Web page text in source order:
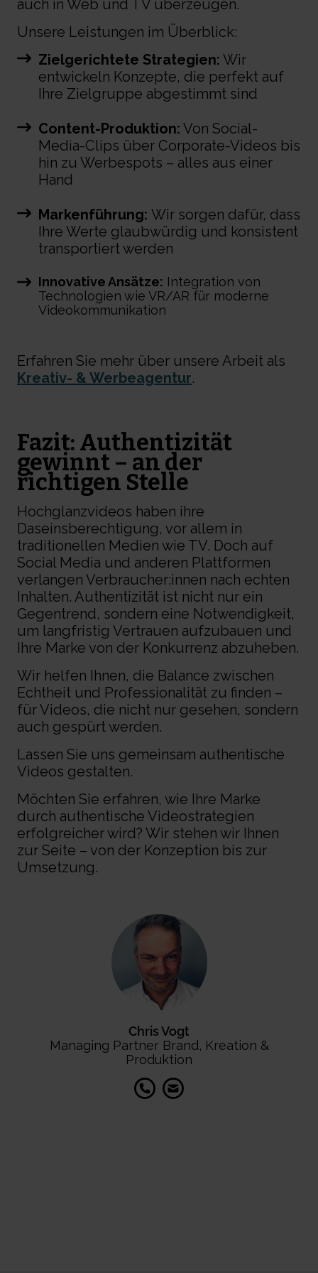
auch in Web und TV überzeugen.
Unsere Leistungen im Überblick:
Zielgerichtete Strategien: Wir
entwickeln Konzepte, die perfekt auf
Ihre Zielgruppe abgestimmt sind
Content-Produktion: Von Social-
Media-Clips über Corporate-Videos bis
hin zu Werbespots – alles aus einer
Hand
Markenführung: Wir sorgen dafür, dass
Ihre Werte glaubwürdig und konsistent
transportiert werden
Innovative Ansätze: Integration von
Technologien wie VR/AR für moderne
Videokommunikation
Erfahren Sie mehr über unsere Arbeit als
Kreativ- & Werbeagentur.
Fazit: Authentizität
gewinnt – an der
richtigen Stelle
Hochglanzvideos haben ihre
Daseinsberechtigung, vor allem in
traditionellen Medien wie TV. Doch auf
Social Media und anderen Plattformen
verlangen Verbraucher:innen nach echten
Inhalten. Authentizität ist nicht nur ein
Gegentrend, sondern eine Notwendigkeit,
um langfristig Vertrauen aufzubauen und
Ihre Marke von der Konkurrenz abzuheben.
Wir helfen Ihnen, die Balance zwischen
Echtheit und Professionalität zu finden –
für Videos, die nicht nur gesehen, sondern
auch gespürt werden.
Lassen Sie uns gemeinsam authentische
Videos gestalten.
Möchten Sie erfahren, wie Ihre Marke
durch authentische Videostrategien
erfolgreicher wird? Wir stehen wir Ihnen
zur Seite – von der Konzeption bis zur
Umsetzung.
Chris Vogt
Managing Partner Brand, Kreation &
Produktion